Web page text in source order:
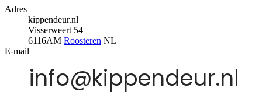
Adres
kippendeur.nl
Visserweert 54
6116AM Roosteren NL
E-mail